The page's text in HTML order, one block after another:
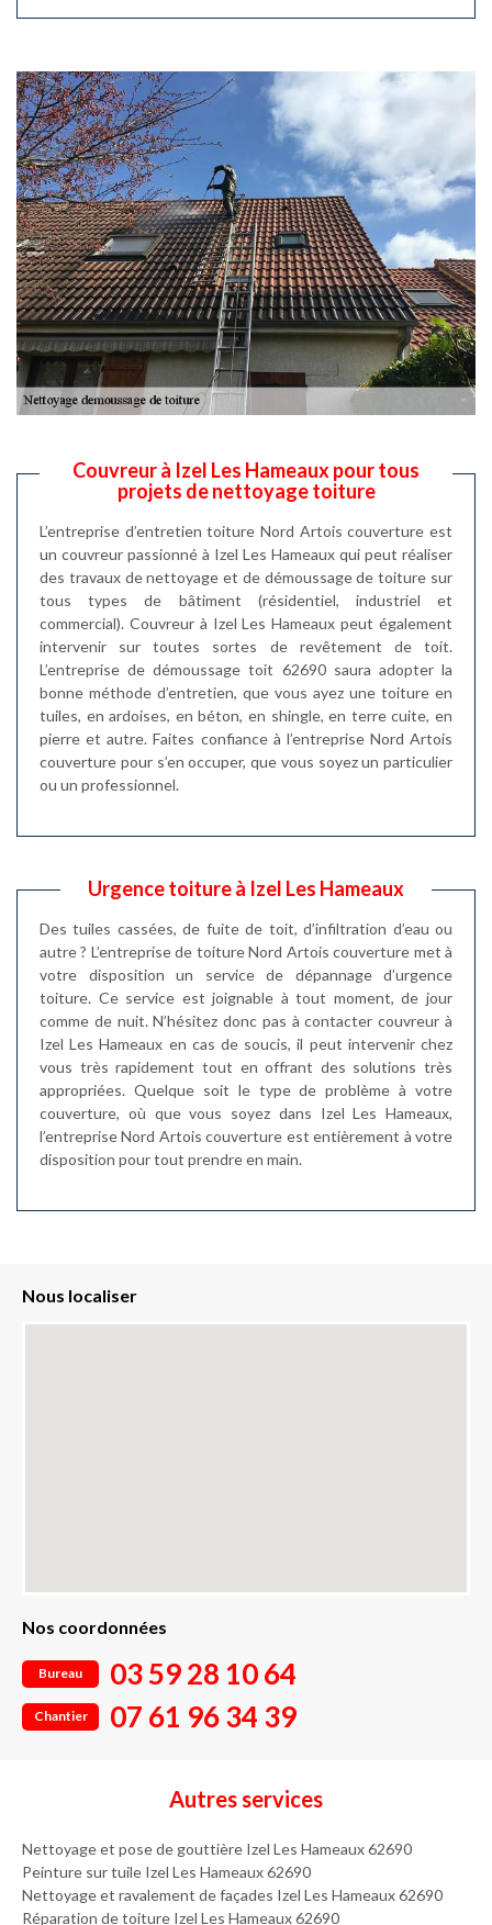
Couvreur à Izel Les Hameaux pour tous
projets de nettoyage toiture
L’entreprise d’entretien toiture Nord Artois couverture est
un couvreur passionné à Izel Les Hameaux qui peut réaliser
des travaux de nettoyage et de démoussage de toiture sur
tous types de bâtiment (résidentiel, industriel et
commercial). Couvreur à Izel Les Hameaux peut également
intervenir sur toutes sortes de revêtement de toit.
L’entreprise de démoussage toit 62690 saura adopter la
bonne méthode d’entretien, que vous ayez une toiture en
tuiles, en ardoises, en béton, en shingle, en terre cuite, en
pierre et autre. Faites confiance à l’entreprise Nord Artois
couverture pour s’en occuper, que vous soyez un particulier
ou un professionnel.
Urgence toiture à Izel Les Hameaux
Des tuiles cassées, de fuite de toit, d’infiltration d’eau ou
autre ? L’entreprise de toiture Nord Artois couverture met à
votre disposition un service de dépannage d’urgence
toiture. Ce service est joignable à tout moment, de jour
comme de nuit. N’hésitez donc pas à contacter couvreur à
Izel Les Hameaux en cas de soucis, il peut intervenir chez
vous très rapidement tout en offrant des solutions très
appropriées. Quelque soit le type de problème à votre
couverture, où que vous soyez dans Izel Les Hameaux,
l’entreprise Nord Artois couverture est entièrement à votre
disposition pour tout prendre en main.
Nous localiser
Nos coordonnées
Bureau 03 59 28 10 64
Chantier 07 61 96 34 39
Autres services
Nettoyage et pose de gouttière Izel Les Hameaux 62690
Peinture sur tuile Izel Les Hameaux 62690
Nettoyage et ravalement de façades Izel Les Hameaux 62690
Réparation de toiture Izel Les Hameaux 62690